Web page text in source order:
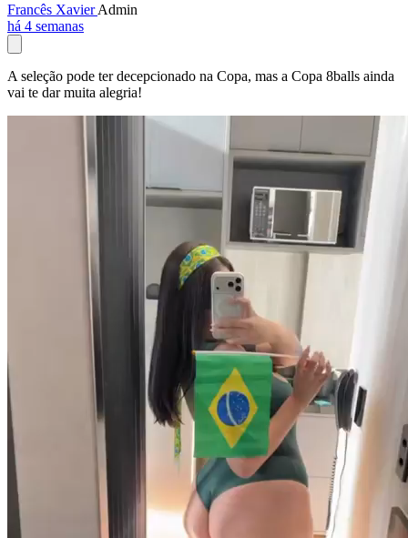
Francês XavierAdmin
há 4 semanas
A seleção pode ter decepcionado na Copa, mas a Copa 8balls ainda
vai te dar muita alegria!